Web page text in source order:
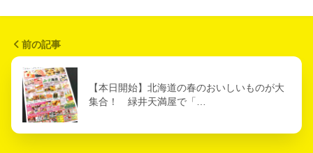
前の記事
【本日開始】北海道の春のおいしいものが大
集合！ 緑井天満屋で「…